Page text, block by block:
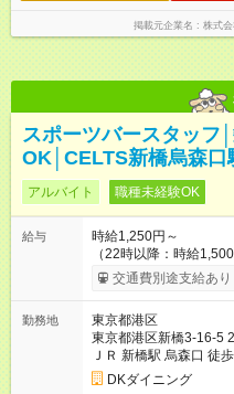
掲載元企業名 株式
スポーツバースタッフ
OK│CELTS新橋烏森口
アルバイト 職種未経験OK
給与
時給1,250円～
（22時以降：時給
食事補助あり⇒1食200
大3万円支
交通費別途支給あり
勤務地
東京都港区
東京都港区新橋3-16-5
ＪＲ 新橋駅 烏森口 徒歩
DKダイニング